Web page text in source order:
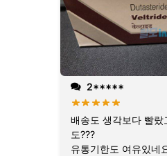
2*****
배송도 생각보다 빨랐
도???
유통기한도 여유있네